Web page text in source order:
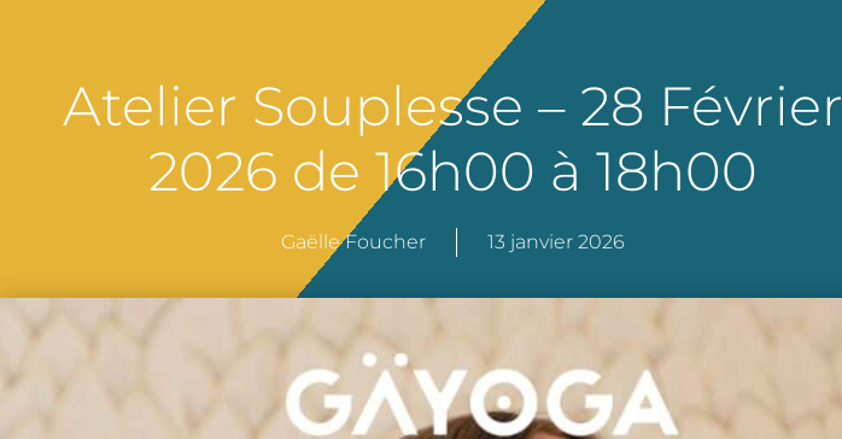
Atelier Souplesse – 28 Février
2026 de 16h00 à 18h00
Gaëlle Foucher 13 janvier 2026